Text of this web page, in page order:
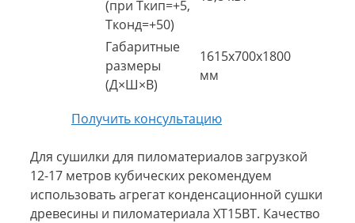
(при Ткип=+5,
Тконд=+50)
Габаритные
размеры
(Д×Ш×В)
1615х700х1800
мм
Получить консультацию
Для сушилки для пиломатериалов загрузкой
12-17 метров кубических рекомендуем
использовать агрегат конденсационной сушки
древесины и пиломатериала ХТ15ВТ. Качество